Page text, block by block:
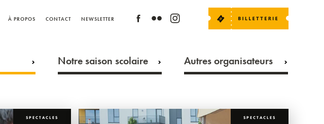
À PROPOS CONTACT NEWSLETTER
Notre saison scolaire Autres organisateurs
SPECTACLES SPECTACLES